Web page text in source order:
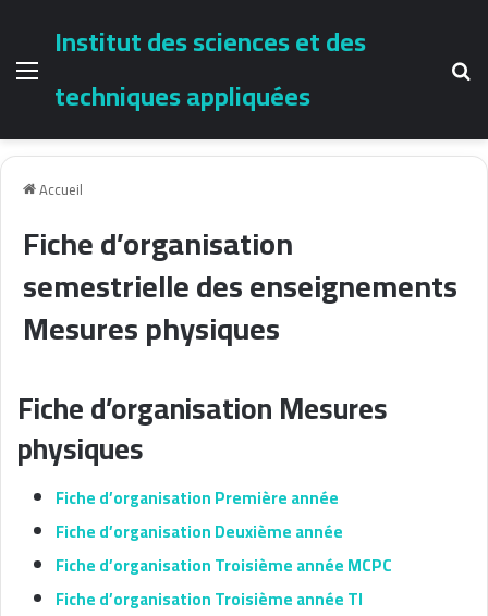
Menu
Institut des sciences et des
techniques appliquées
Accueil
Fiche d’organisation
semestrielle des enseignements
Mesures physiques
Fiche d’organisation Mesures
physiques
Fiche d’organisation Première année
Fiche d’organisation Deuxième année
Fiche d’organisation Troisième année MCPC
Fiche d’organisation Troisième année TI